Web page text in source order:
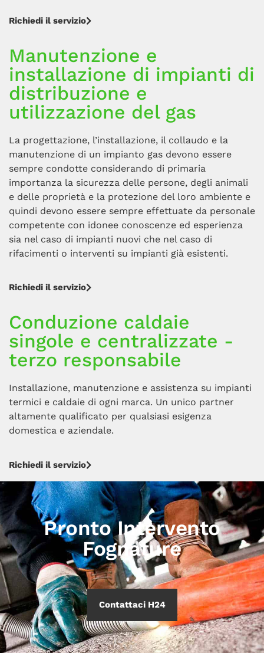
Richiedi il servizio
Manutenzione e
installazione di impianti di
distribuzione e
utilizzazione del gas
La progettazione, l’installazione, il collaudo e la
manutenzione di un impianto gas devono essere
sempre condotte considerando di primaria
importanza la sicurezza delle persone, degli animali
e delle proprietà e la protezione del loro ambiente e
quindi devono essere sempre effettuate da personale
competente con idonee conoscenze ed esperienza
sia nel caso di impianti nuovi che nel caso di
rifacimenti o interventi su impianti già esistenti.
Richiedi il servizio
Conduzione caldaie
singole e centralizzate -
terzo responsabile
Installazione, manutenzione e assistenza su impianti
termici e caldaie di ogni marca. Un unico partner
altamente qualificato per qualsiasi esigenza
domestica e aziendale.
Richiedi il servizio
Pronto Intervento
Fognature
Contattaci H24